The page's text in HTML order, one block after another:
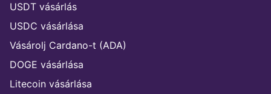
USDT vásárlás
USDC vásárlása
Vásárolj Cardano-t (ADA)
DOGE vásárlása
Litecoin vásárlása